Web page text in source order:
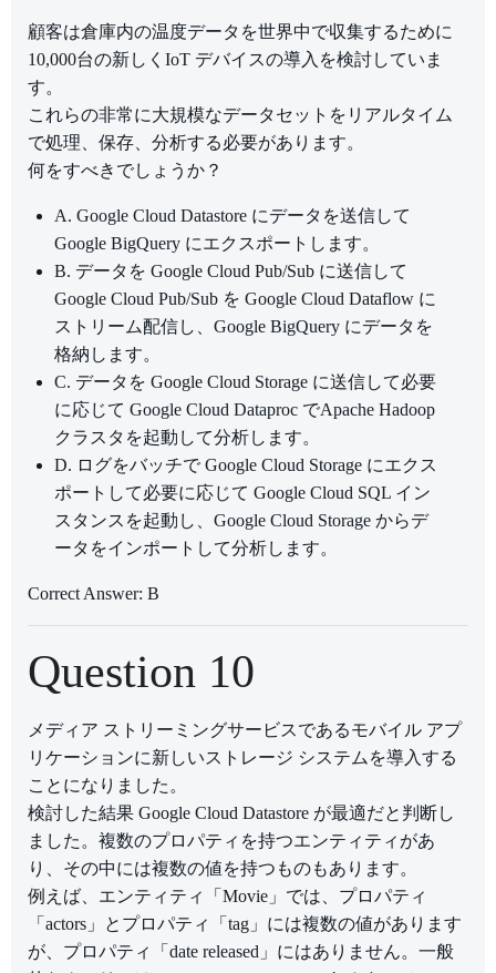
顧客は倉庫内の温度データを世界中で収集するために
10,000台の新しくIoT デバイスの導入を検討していま
す。
これらの非常に大規模なデータセットをリアルタイム
で処理、保存、分析する必要があります。
何をすべきでしょうか？
A. Google Cloud Datastore にデータを送信して
Google BigQuery にエクスポートします。
B. データを Google Cloud Pub/Sub に送信して
Google Cloud Pub/Sub を Google Cloud Dataflow に
ストリーム配信し、Google BigQuery にデータを
格納します。
C. データを Google Cloud Storage に送信して必要
に応じて Google Cloud Dataproc でApache Hadoop
クラスタを起動して分析します。
D. ログをバッチで Google Cloud Storage にエクス
ポートして必要に応じて Google Cloud SQL イン
スタンスを起動し、Google Cloud Storage からデ
ータをインポートして分析します。
Correct Answer: B
Question 10
メディア ストリーミングサービスであるモバイル アプ
リケーションに新しいストレージ システムを導入する
ことになりました。
検討した結果 Google Cloud Datastore が最適だと判断し
ました。複数のプロパティを持つエンティティがあ
り、その中には複数の値を持つものもあります。
例えば、エンティティ「Movie」では、プロパティ
「actors」とプロパティ「tag」には複数の値があります
が、プロパティ「date released」にはありません。一般